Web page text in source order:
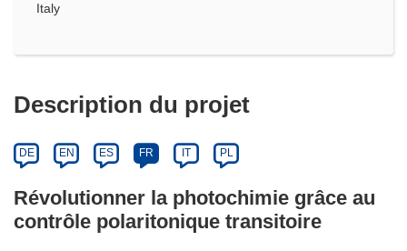
Italy
Description du projet
DE EN ES FR IT PL
Révolutionner la photochimie grâce au
contrôle polaritonique transitoire